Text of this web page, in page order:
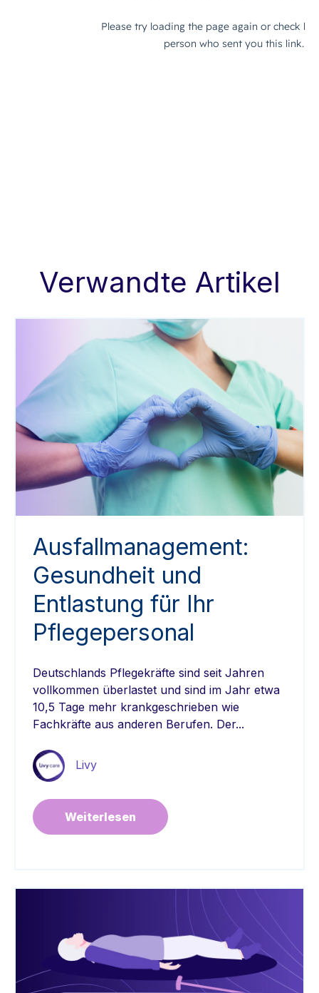
Verwandte Artikel
Ausfallmanagement:
Gesundheit und
Entlastung für Ihr
Pflegepersonal
Deutschlands Pflegekräfte sind seit Jahren
vollkommen überlastet und sind im Jahr etwa
10,5 Tage mehr krankgeschrieben wie
Fachkräfte aus anderen Berufen. Der...
Livy
Weiterlesen